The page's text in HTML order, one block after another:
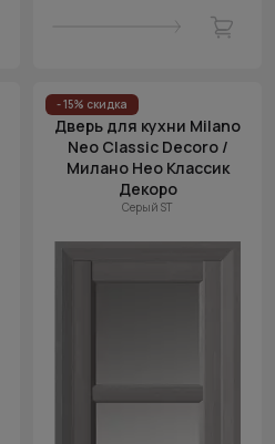
- 15% скидка
Дверь для кухни Milano
Neo Classic Decoro /
Милано Нео Классик
Декоро
Серый ST